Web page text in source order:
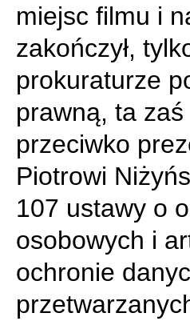
miejsc filmu i
zakończył,
prokuraturze
prawną, ta
przeciwko
Piotrowi
107 ustawy o
osobowych i
ochronie